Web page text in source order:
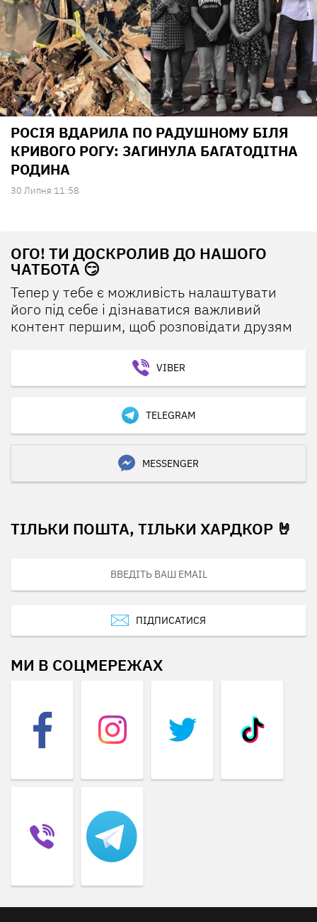
РОСІЯ ВДАРИЛА ПО РАДУШНОМУ БІЛЯ
КРИВОГО РОГУ: ЗАГИНУЛА БАГАТОДІТНА
РОДИНА
30 Липня 11:58
ОГО! ТИ ДОСКРОЛИВ ДО НАШОГО
ЧАТБОТА 😏
Тепер у тебе є можливість налаштувати
його під себе і дізнаватися важливий
контент першим, щоб розповідати друзям
VIBER
TELEGRAM
MESSENGER
ТІЛЬКИ ПОШТА, ТІЛЬКИ ХАРДКОР 🤘
ПІДПИСАТИСЯ
МИ В СОЦМЕРЕЖАХ